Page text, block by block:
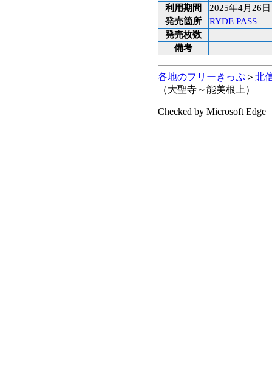
利用期間
2025年4月26
発売箇所
RYDE PASS
発売枚数
備考
各地のフリーきっぷ ＞ 北
（大聖寺～能美根上）
Checked by Microsoft Edge